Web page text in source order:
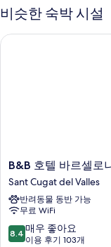
비슷한 숙박 시설
B&B
호
텔
바
르
셀
로
B&B 호텔 바르셀로
Sant Cugat del Valles
반려동물 동반 가능
무료 WiFi
10
점
8.4 매우 좋아요
이용 후기 103개
B&B 호텔 바르셀로나